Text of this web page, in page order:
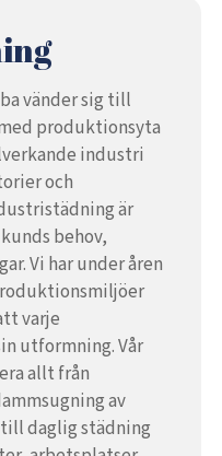
vänder sig till
produktionsyta
industri
och
är
behov,
Vi har under åren
varje
utformning. Vår
allt från
av
daglig städning